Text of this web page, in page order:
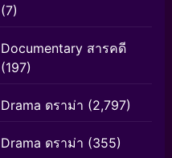
(7)
Documentary สารคดี
(197)
Drama ดราม่า (2,797)
Drama ดราม่า (355)